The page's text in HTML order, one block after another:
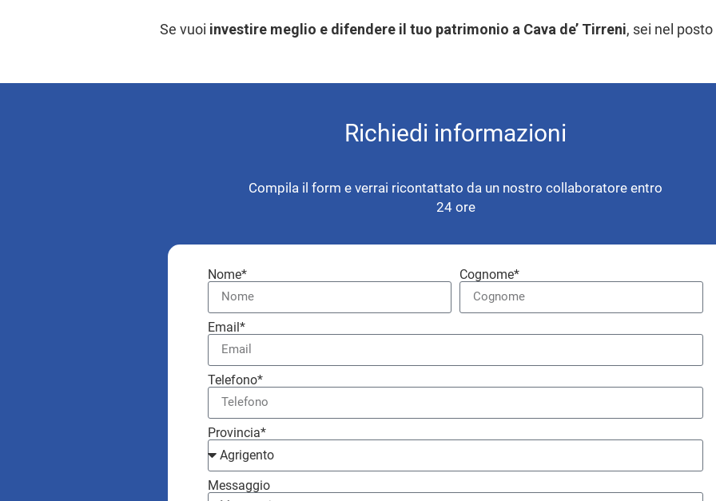
Se vuoi investire meglio e difendere il tuo patrimonio a Cava de’ Tirreni, sei nel
Richiedi informazioni
Compila il form e verrai ricontattato da un nostro collaboratore entro
24 ore
Nome* Cognome*
Email*
Telefono*
Provincia*
Messaggio